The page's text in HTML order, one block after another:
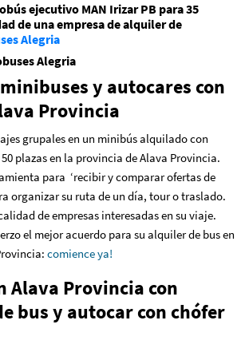
ejecutivo MAN Irizar PB para 35
de una empresa de alquiler de
Alegria
Alegria
y autocares con
Provincia
grupales en un minibús alquilado con
plazas en la provincia de Alava Provincia.
para ‘recibir y comparar ofertas de
organizar su ruta de un día, tour o traslado.
de empresas interesadas en su viaje.
el mejor acuerdo para su alquiler de bus en
: comience ya!
Alava Provincia con
bus y autocar con chófer